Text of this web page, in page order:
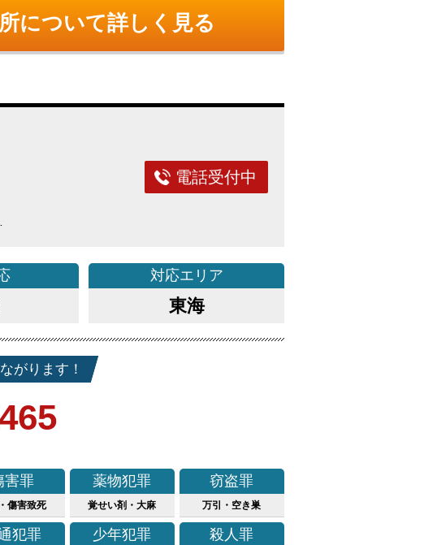
について詳しく見る
電話受付中
対応エリア
東海
がります！
害罪
傷害致死
薬物犯罪
覚せい剤・大麻
窃盗罪
万引・空き巣
犯罪 少年犯罪 殺人罪